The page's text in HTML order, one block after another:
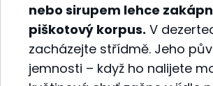
nebo sirupem lehce
piškotový korpus. V
zacházejte střídmě. Jeho
jemnosti – když ho nalijete